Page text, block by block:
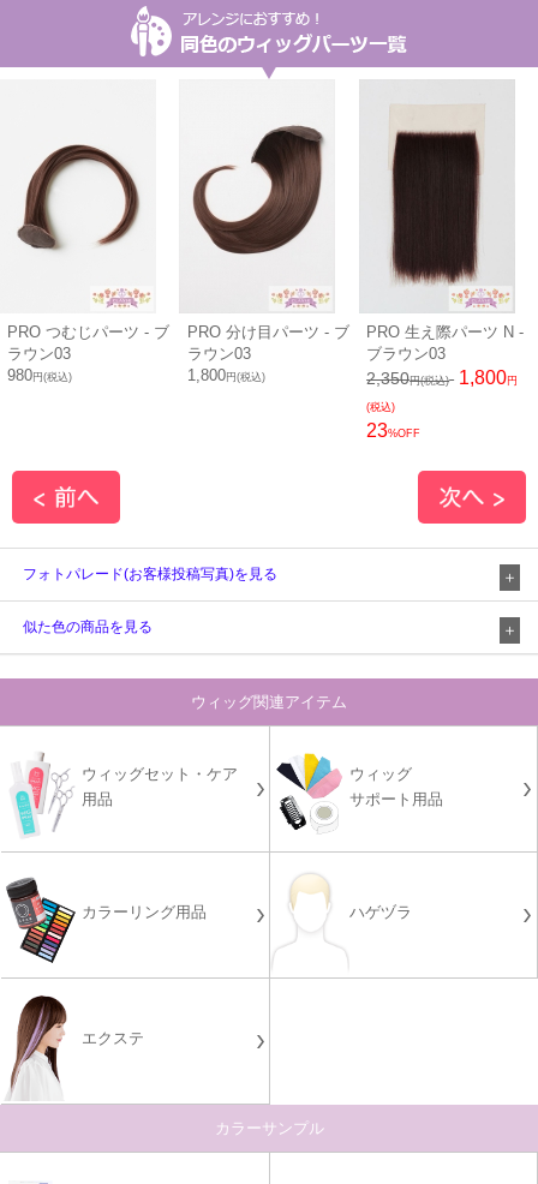
PRO つむじパーツ - ブ
ラウン03
980円(税込)
PRO 分け目パーツ - ブ
ラウン03
1,800円(税込)
PRO 生え際パーツ N -
ブラウン03
2,350円(税込) 1,800円
(税込)
23%OFF
フォトパレード(お客様投稿写真)を見る
似た色の商品を見る
ウィッグ関連アイテム
ウィッグセット・ケア
用品
ウィッグ
サポート用品
カラーリング用品 ハゲヅラ
エクステ
カラーサンプル